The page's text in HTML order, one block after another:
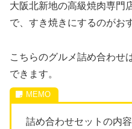
大阪北新地の高級焼肉専門
で、すき焼きにするのがお
こちらのグルメ詰め合わせ
できます。
詰め合わせセットの内